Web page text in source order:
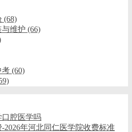
(68)
与维护 (66)
考 (60)
腔医学吗
2026年河北同仁医学院收费标准